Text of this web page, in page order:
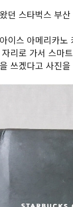
던 스타벅스 부
이스 아메리카
리로 가서 스마
쓰겠다고 사진